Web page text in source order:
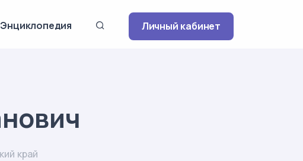
Энциклопедия Личный кабинет
край